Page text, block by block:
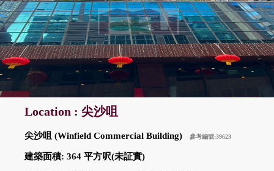
Location : 尖沙咀
尖沙咀 (Winfield Commercial Building) 參考編號:39623
建築面積: 364 平方呎(未証實)